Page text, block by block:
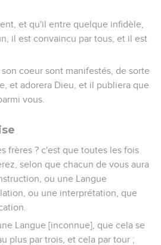
et qu'il entre quelque infidèle,
il est convaincu par tous, et il est
coeur sont manifestés, de sorte
et adorera Dieu, et il publiera que
vous.
frères ? c'est que toutes les fois
selon que chacun de vous aura
ou une Langue
ou une interprétation, que
Langue [inconnue], que cela se
plus par trois, et cela par tour ;